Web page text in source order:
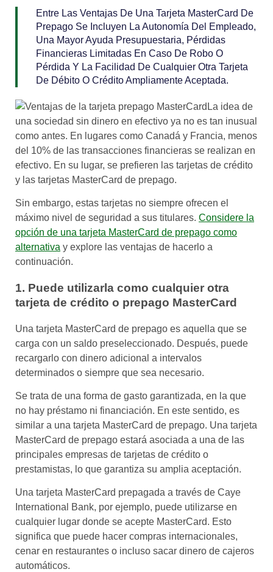
Entre Las Ventajas De Una Tarjeta MasterCard De
Prepago Se Incluyen La Autonomía Del Empleado,
Una Mayor Ayuda Presupuestaria, Pérdidas
Financieras Limitadas En Caso De Robo O
Pérdida Y La Facilidad De Cualquier Otra Tarjeta
De Débito O Crédito Ampliamente Aceptada.
La idea de
una sociedad sin dinero en efectivo ya no es tan inusual
como antes. En lugares como Canadá y Francia, menos
del 10% de las transacciones financieras se realizan en
efectivo. En su lugar, se prefieren las tarjetas de crédito
y las tarjetas MasterCard de prepago.
Sin embargo, estas tarjetas no siempre ofrecen el
máximo nivel de seguridad a sus titulares. Considere la
opción de una tarjeta MasterCard de prepago como
alternativa y explore las ventajas de hacerlo a
continuación.
1. Puede utilizarla como cualquier otra
tarjeta de crédito o prepago MasterCard
Una tarjeta MasterCard de prepago es aquella que se
carga con un saldo preseleccionado. Después, puede
recargarlo con dinero adicional a intervalos
determinados o siempre que sea necesario.
Se trata de una forma de gasto garantizada, en la que
no hay préstamo ni financiación. En este sentido, es
similar a una tarjeta MasterCard de prepago. Una tarjeta
MasterCard de prepago estará asociada a una de las
principales empresas de tarjetas de crédito o
prestamistas, lo que garantiza su amplia aceptación.
Una tarjeta MasterCard prepagada a través de Caye
International Bank, por ejemplo, puede utilizarse en
cualquier lugar donde se acepte MasterCard. Esto
significa que puede hacer compras internacionales,
cenar en restaurantes o incluso sacar dinero de cajeros
automáticos.